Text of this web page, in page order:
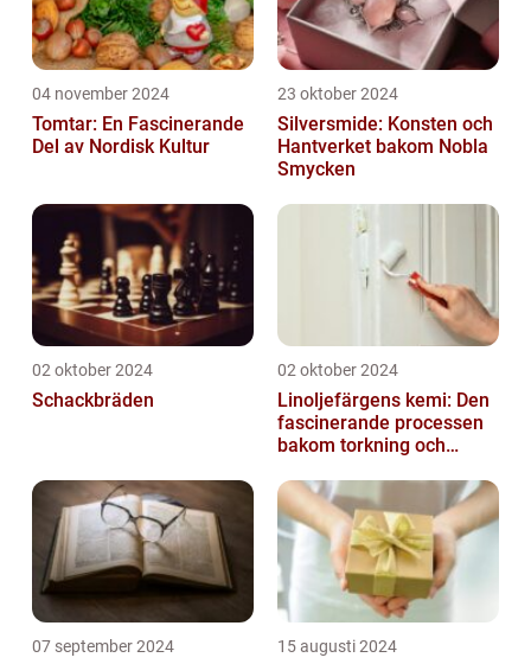
04 november 2024
Tomtar: En Fascinerande
Del av Nordisk Kultur
23 oktober 2024
Silversmide: Konsten och
Hantverket bakom Nobla
Smycken
02 oktober 2024
Schackbräden
02 oktober 2024
Linoljefärgens kemi: Den
fascinerande processen
bakom torkning och
07 september 2024 15 augusti 2024